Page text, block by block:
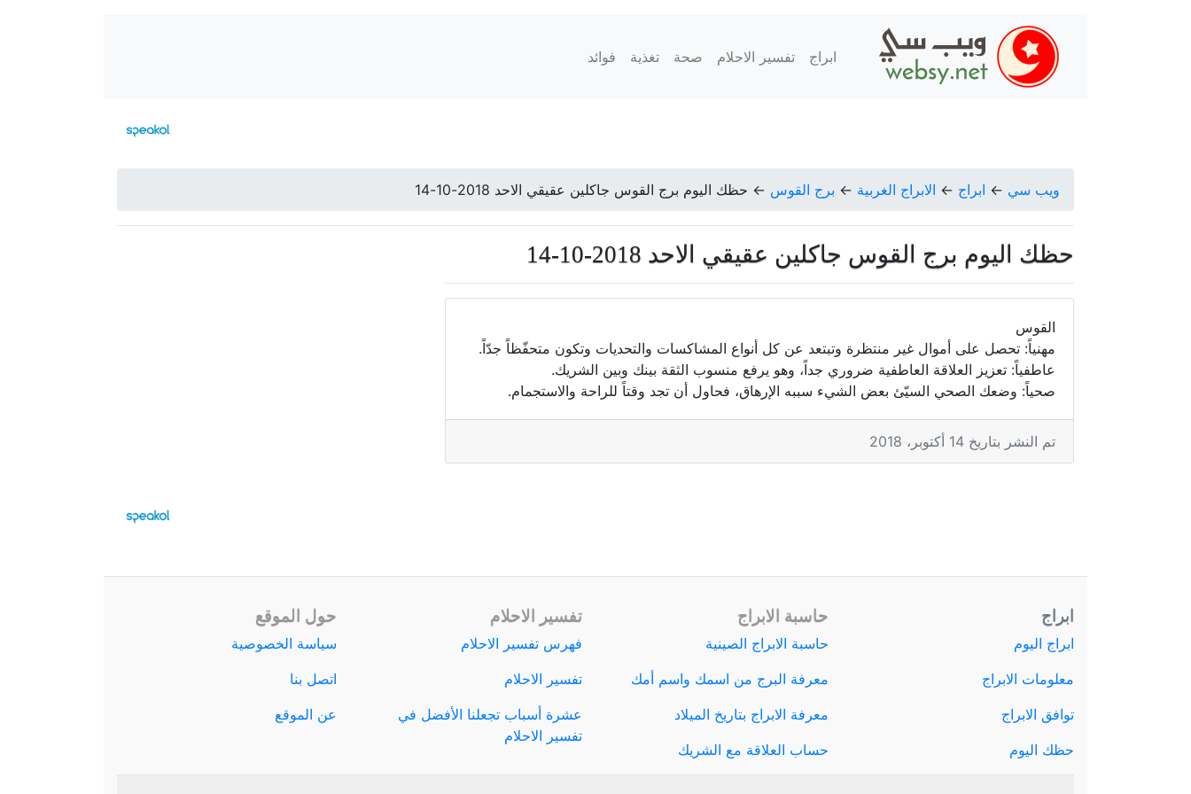
ابراج تفسير الاحلام صحة تغذية فوائد
ويب سي ← ابراج ← الابراج الغربية ← برج القوس ← حظك اليوم برج القوس جاكلين عقيقي الاحد 2018-10-14
حظك اليوم برج القوس جاكلين عقيقي الاحد 2018-10-14
القوس
مهنياً: تحصل على أموال غير منتظرة وتبتعد عن كل أنواع المشاكسات والتحديات وتكون متحفّظاً جدّاً.
عاطفياً: تعزيز العلاقة العاطفية ضروري جداً، وهو يرفع منسوب الثقة بينك وبين الشريك.
صحياً: وضعك الصحي السيّئ بعض الشيء سببه الإرهاق، فحاول أن تجد وقتاً للراحة والاستجمام.
تم النشر بتاريخ 14 أكتوبر، 2018
ابراج
ابراج اليوم
معلومات الابراج
توافق الابراج
حظك اليوم
حاسبة الابراج
حاسبة الابراج الصينية
معرفة البرج من اسمك واسم أمك
معرفة الابراج بتاريخ الميلاد
حساب العلاقة مع الشريك
تفسير الاحلام
فهرس تفسير الاحلام
تفسير الاحلام
عشرة أسباب تجعلنا الأفضل في
تفسير الاحلام
حول الموقع
سياسة الخصوصية
اتصل بنا
عن الموقع